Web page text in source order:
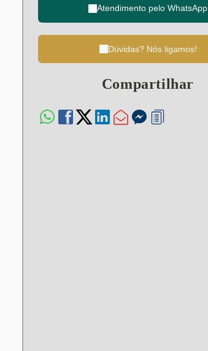
Atendimento pelo WhatsApp
Dúvidas? Nós ligamos!
Compartilhar